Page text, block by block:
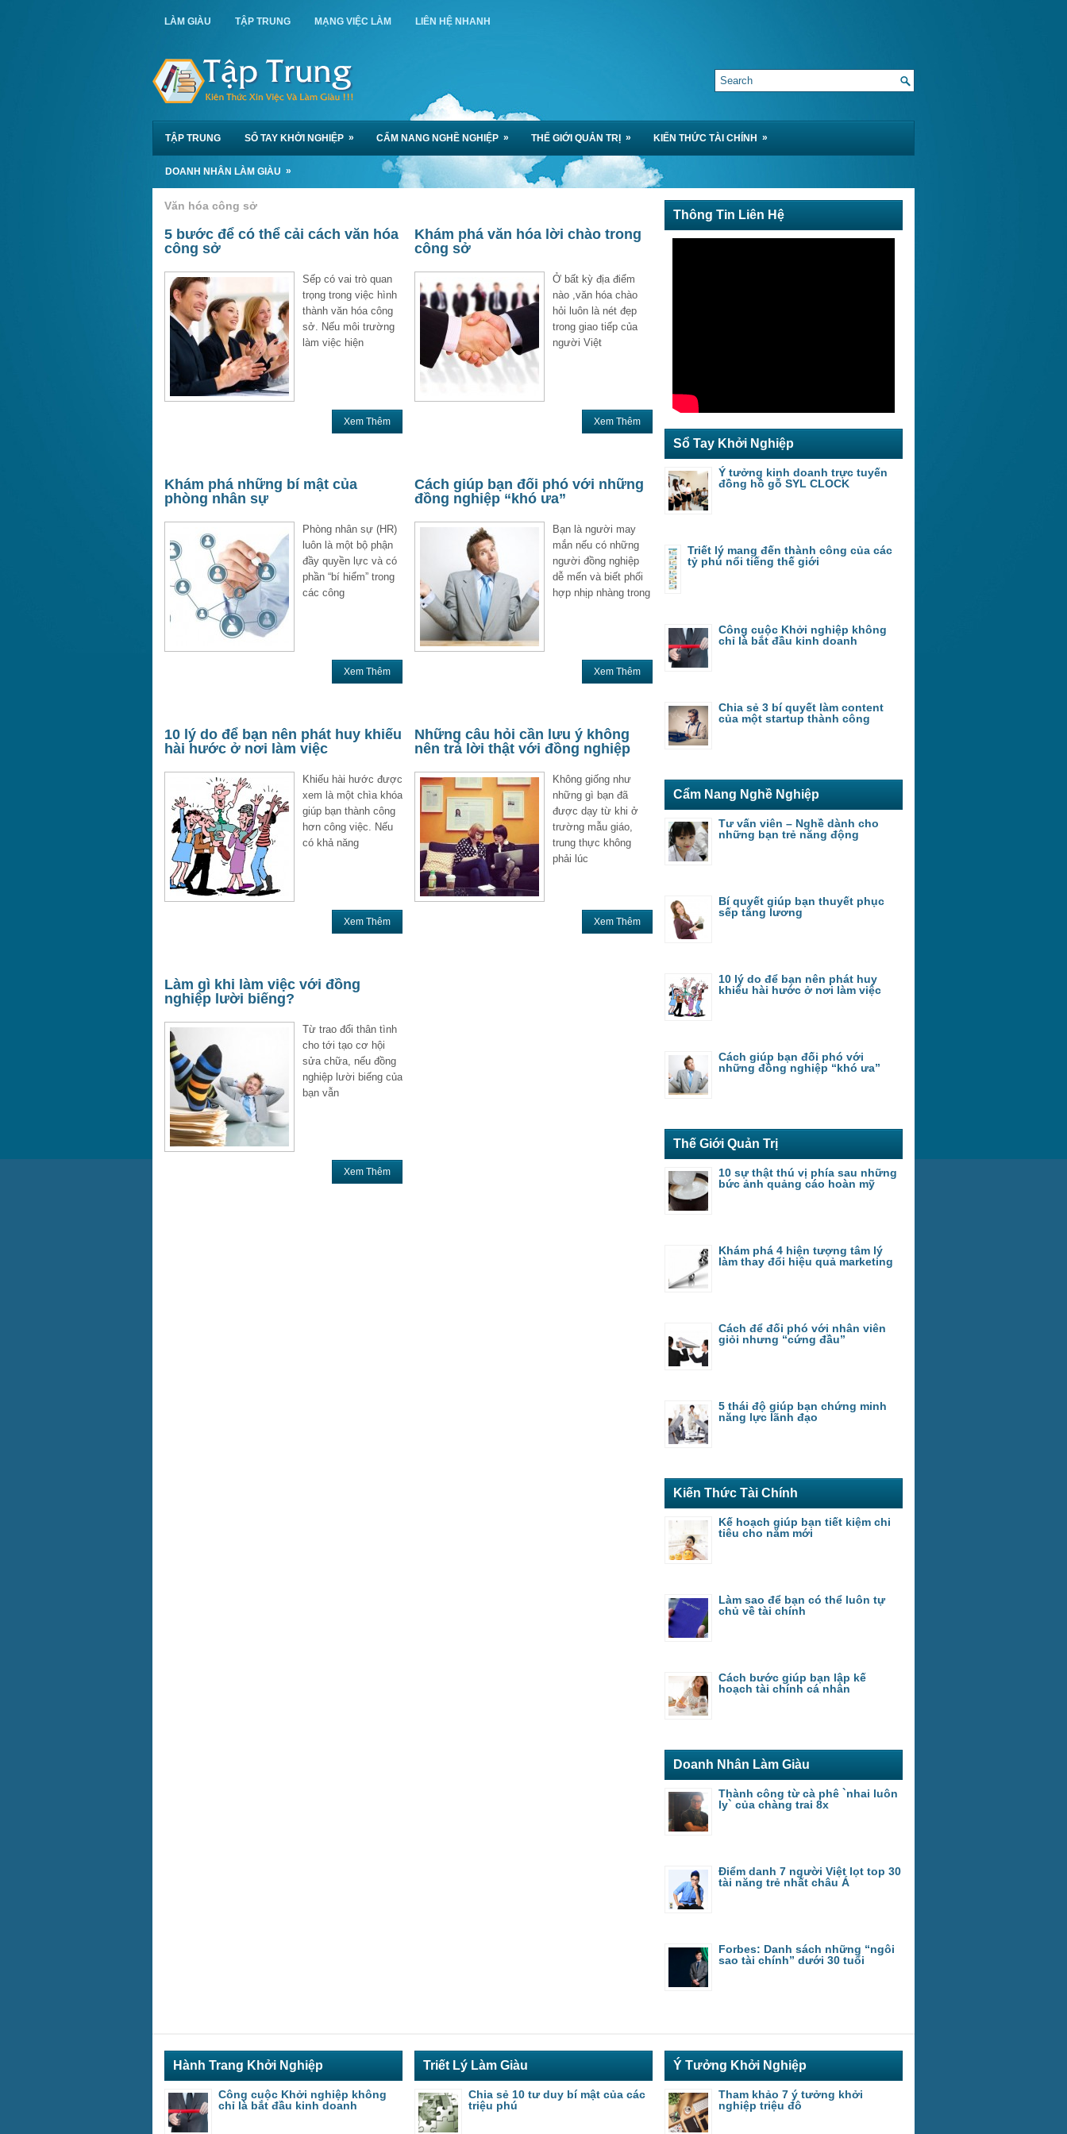
LÀM GIÀU TẬP TRUNG MẠNG VIỆC LÀM LIÊN HỆ NHANH
TẬP TRUNG SỔ TAY KHỞI NGHIỆP » CẨM NANG NGHỀ NGHIỆP » THẾ GIỚI QUẢN TRỊ » KIẾN THỨC TÀI CHÍNH »
DOANH NHÂN LÀM GIÀU »
Văn hóa công sở
5 bước để có thể cải cách văn hóa
công sở
Sếp có vai trò quan
trọng trong việc hình
thành văn hóa công
sở. Nếu môi trường
làm việc hiện
Xem Thêm
Khám phá văn hóa lời chào trong
công sở
Ở bất kỳ địa điểm
nào ,văn hóa chào
hỏi luôn là nét đẹp
trong giao tiếp của
người Việt
Xem Thêm
Khám phá những bí mật của
phòng nhân sự
Phòng nhân sự (HR)
luôn là một bộ phận
đầy quyền lực và có
phần “bí hiểm” trong
các công
Xem Thêm
Cách giúp bạn đối phó với những
đồng nghiệp “khó ưa”
Bạn là người may
mắn nếu có những
người đồng nghiệp
dễ mến và biết phối
hợp nhịp nhàng trong
Xem Thêm
10 lý do để bạn nên phát huy khiếu
hài hước ở nơi làm việc
Khiếu hài hước được
xem là một chìa khóa
giúp bạn thành công
hơn công việc. Nếu
có khả năng
Xem Thêm
Những câu hỏi cần lưu ý không
nên trả lời thật với đồng nghiệp
Không giống như
những gì bạn đã
được dạy từ khi ở
trường mẫu giáo,
trung thực không
phải lúc
Xem Thêm
Làm gì khi làm việc với đồng
nghiệp lười biếng?
Từ trao đổi thân tình
cho tới tạo cơ hội
sửa chữa, nếu đồng
nghiệp lười biếng của
bạn vẫn
Xem Thêm
Thông Tin Liên Hệ
Sổ Tay Khởi Nghiệp
Ý tưởng kinh doanh trực tuyến
đồng hồ gỗ SYL CLOCK
Triết lý mang đến thành công của các
tỷ phú nổi tiếng thế giới
Công cuộc Khởi nghiệp không
chỉ là bắt đầu kinh doanh
Chia sẻ 3 bí quyết làm content
của một startup thành công
Cẩm Nang Nghề Nghiệp
Tư vấn viên – Nghề dành cho
những bạn trẻ năng động
Bí quyết giúp bạn thuyết phục
sếp tăng lương
10 lý do để bạn nên phát huy
khiếu hài hước ở nơi làm việc
Cách giúp bạn đối phó với
những đồng nghiệp “khó ưa”
Thế Giới Quản Trị
10 sự thật thú vị phía sau những
bức ảnh quảng cáo hoàn mỹ
Khám phá 4 hiện tượng tâm lý
làm thay đổi hiệu quả marketing
Cách để đối phó với nhân viên
giỏi nhưng “cứng đầu”
5 thái độ giúp bạn chứng minh
năng lực lãnh đạo
Kiến Thức Tài Chính
Kế hoạch giúp bạn tiết kiệm chi
tiêu cho năm mới
Làm sao để bạn có thể luôn tự
chủ về tài chính
Cách bước giúp bạn lập kế
hoạch tài chính cá nhân
Doanh Nhân Làm Giàu
Thành công từ cà phê `nhai luôn
ly` của chàng trai 8x
Điểm danh 7 người Việt lọt top 30
tài năng trẻ nhất châu Á
Forbes: Danh sách những “ngôi
sao tài chính” dưới 30 tuổi
Hành Trang Khởi Nghiệp
Công cuộc Khởi nghiệp không
chỉ là bắt đầu kinh doanh
Triết Lý Làm Giàu
Chia sẻ 10 tư duy bí mật của các
triệu phú
Ý Tưởng Khởi Nghiệp
Tham khảo 7 ý tưởng khởi
nghiệp triệu đô